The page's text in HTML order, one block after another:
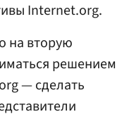
Internet.org.
на вторую
решением
— сделать